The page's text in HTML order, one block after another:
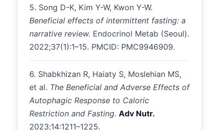
5. Song D-K, Kim Y-W, Kwon Y-W.
Beneficial effects of intermittent fasting: a
narrative review. Endocrinol Metab (Seoul).
2022;37(1):1–15. PMCID: PMC9946909.
6. Shabkhizan R, Haiaty S, Moslehian MS,
et al. The Beneficial and Adverse Effects of
Autophagic Response to Caloric
Restriction and Fasting. Adv Nutr.
2023;14:1211–1225.